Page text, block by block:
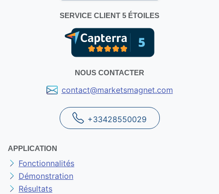
SERVICE CLIENT 5 ÉTOILES
NOUS CONTACTER
contact@marketsmagnet.com
+33428550029
APPLICATION
Fonctionnalités
Démonstration
Résultats